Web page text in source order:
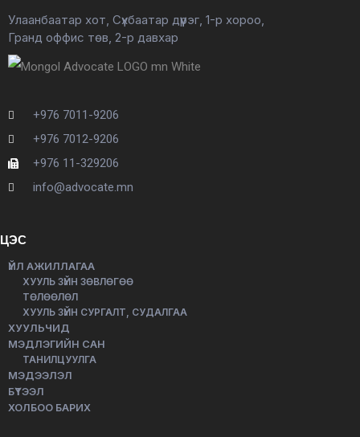
Улаанбаатар хот, Сүхбаатар дүүрэг, 1-р хороо,
Гранд оффис төв, 2-р давхар
+976 7011-9206
+976 7012-9206
+976 11-329206
info@advocate.mn
ЦЭС
ҮЙЛ АЖИЛЛАГАА
ХУУЛЬ ЗҮЙН ЗӨВЛӨГӨӨ
ТӨЛӨӨЛӨЛ
ХУУЛЬ ЗҮЙН СУРГАЛТ, СУДАЛГАА
ХУУЛЬЧИД
МЭДЛЭГИЙН САН
ТАНИЛЦУУЛГА
МЭДЭЭЛЭЛ
БҮТЭЭЛ
ХОЛБОО БАРИХ